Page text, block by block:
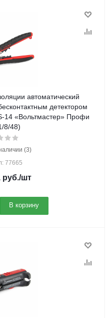
автоматический
детектором
14 «Вольтмастер» Профи
8/48)
(3)
77665
руб./шт
В корзину